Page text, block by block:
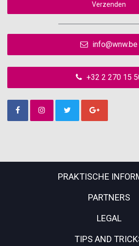
Verzenden
info@wnw.be
+32 2 270 15
PRAKTISCHE
PARTNERS
LEGAL
TIPS AND